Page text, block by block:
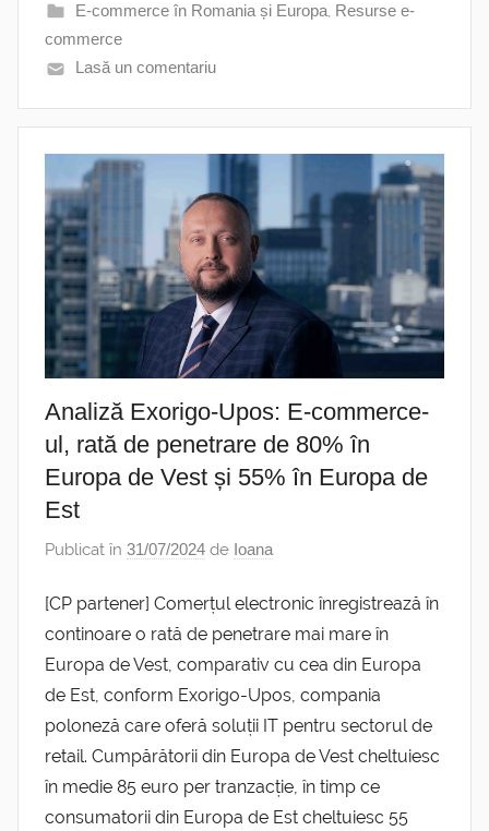
E-commerce în Romania și Europa, Resurse e-
commerce
Lasă un comentariu
Analiză Exorigo-Upos: E-commerce-
ul, rată de penetrare de 80% în
Europa de Vest și 55% în Europa de
Est
Publicat în 31/07/2024 de Ioana
[CP partener] Comerțul electronic înregistrează în
continoare o rată de penetrare mai mare în
Europa de Vest, comparativ cu cea din Europa
de Est, conform Exorigo-Upos, compania
poloneză care oferă soluții IT pentru sectorul de
retail. Cumpărătorii din Europa de Vest cheltuiesc
în medie 85 euro per tranzacție, în timp ce
consumatorii din Europa de Est cheltuiesc 55